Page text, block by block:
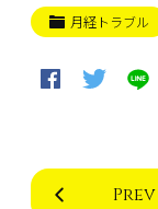
月経トラブル
Prev